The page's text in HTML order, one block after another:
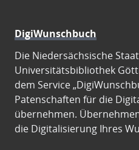
DigiWunschbuch
Die Niedersächsische
Universitätsbibliothek
dem Service
Patenschaften für die
übernehmen.
die Digitalisierung Ihres